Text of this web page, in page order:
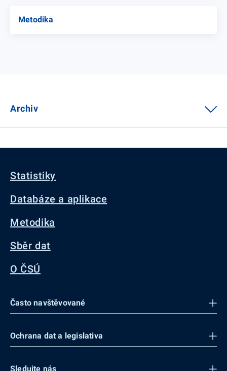
Metodika
Archiv
Statistiky
Databáze a aplikace
Metodika
Sběr dat
O ČSÚ
Často navštěvované
Ochrana dat a legislativa
Sledujte nás